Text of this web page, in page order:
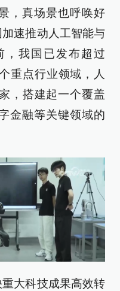
，真场景也呼唤好
速推动人工智能与
，我国已发布超过
重点行业领域，人
，搭建起一个覆盖
金融等关键领域的
大科技成果高效转